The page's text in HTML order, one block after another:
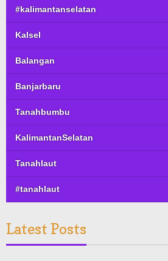
#kalimantanselatan
Kalsel
Balangan
Banjarbaru
Tanahbumbu
KalimantanSelatan
Tanahlaut
#tanahlaut
Latest Posts